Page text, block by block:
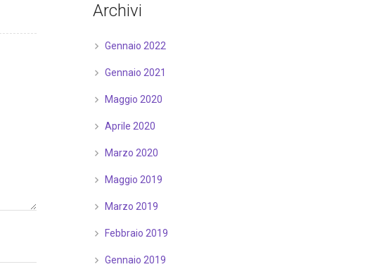
Archivi
Gennaio 2022
Gennaio 2021
Maggio 2020
Aprile 2020
Marzo 2020
Maggio 2019
Marzo 2019
Febbraio 2019
Gennaio 2019